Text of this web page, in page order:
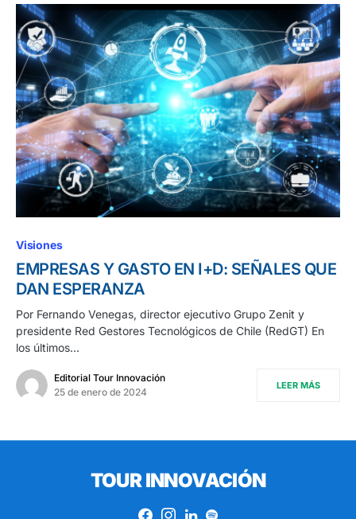
Visiones
EMPRESAS Y GASTO EN I+D: SEÑALES QUE
DAN ESPERANZA
Por Fernando Venegas, director ejecutivo Grupo Zenit y
presidente Red Gestores Tecnológicos de Chile (RedGT) En
los últimos…
Editorial Tour Innovación
25 de enero de 2024
LEER MÁS
TOUR INNOVACIÓN